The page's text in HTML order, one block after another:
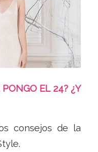
EL 24? ¿Y
consejos de la